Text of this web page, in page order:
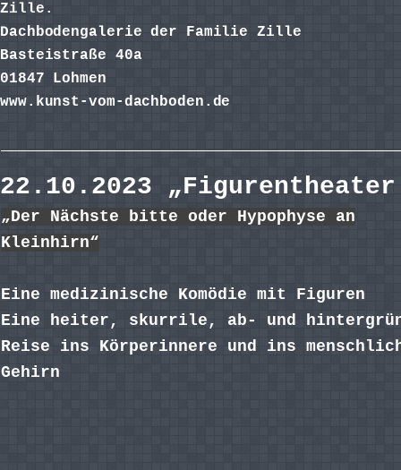
Zille.
Dachbodengalerie der Familie Zille
Basteistraße 40a
01847 Lohmen
www.kunst-vom-dachboden.de
22.10.2023 „Figurentheater
„Der Nächste bitte oder Hypophyse an
Kleinhirn“
Eine medizinische Komödie mit Figuren
Eine heiter, skurrile, ab- und
Reise ins Körperinnere und ins
Gehirn